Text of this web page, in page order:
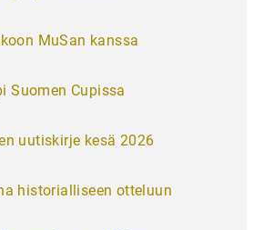
MuSan kanssa
Suomen Cupissa
uutiskirje kesä 2026
historialliseen otteluun